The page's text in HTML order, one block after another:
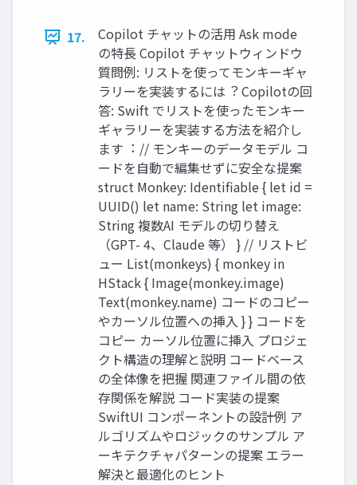
17.
Copilot チャットの活⽤ Ask mode
の特⻑ Copilot チャットウィンドウ
質問例: リストを使ってモンキーギャ
ラリーを実装するには︖ Copilotの回
答: Swift でリストを使ったモンキー
ギャラリーを実装する⽅法を紹介し
ます︓ // モンキーのデータモデル コ
ードを⾃動で編集せずに安全な提案
struct Monkey: Identifiable { let id =
UUID() let name: String let image:
String 複数AI モデルの切り替え
（GPT- 4、Claude 等） } // リストビ
ュー List(monkeys) { monkey in
HStack { Image(monkey.image)
Text(monkey.name) コードのコピー
やカーソル位置への挿⼊ } } コードを
コピー カーソル位置に挿⼊ プロジェ
クト構造の理解と説明 コードベース
の全体像を把握 関連ファイル間の依
存関係を解説 コード実装の提案
SwiftUI コンポーネントの設計例 ア
ルゴリズムやロジックのサンプル ア
ーキテクチャパターンの提案 エラー
解決と最適化のヒント